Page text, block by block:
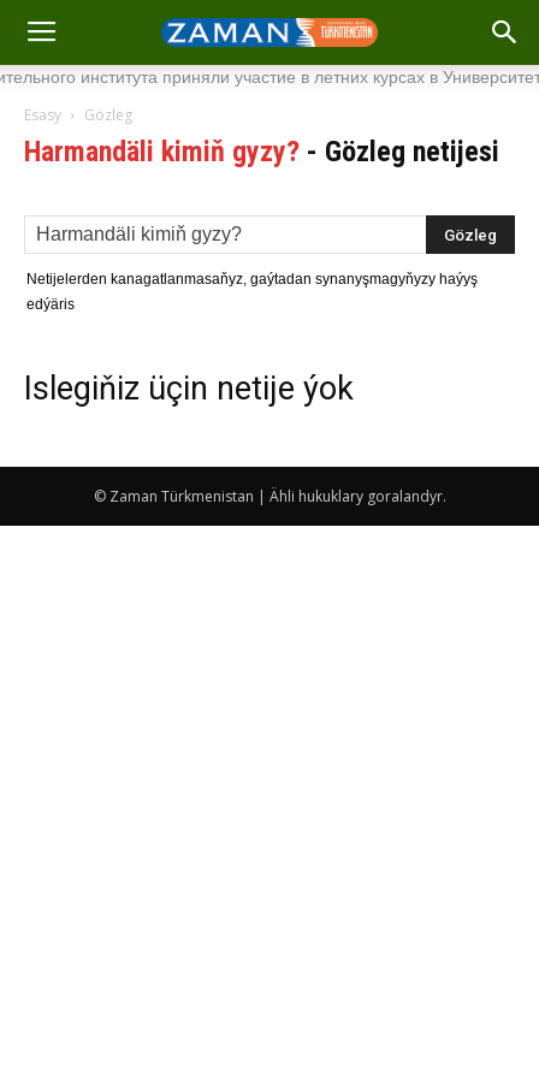
института приняли участие в летних курсах в
Esasy Gözleg
Harmandäli kimiň gyzy? - Gözleg netijesi
Netijelerden kanagatlanmasaňyz, gaýtadan synanyşmagyňyzy haýyş
edýäris
Islegiňiz üçin netije ýok
© Zaman Türkmenistan | Ähli hukuklary goralandyr.